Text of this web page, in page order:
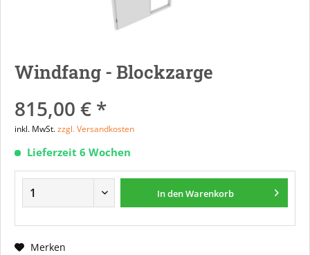
Windfang - Blockzarge
815,00 € *
inkl. MwSt.zzgl. Versandkosten
Lieferzeit 6 Wochen
In denWarenkorb
Merken